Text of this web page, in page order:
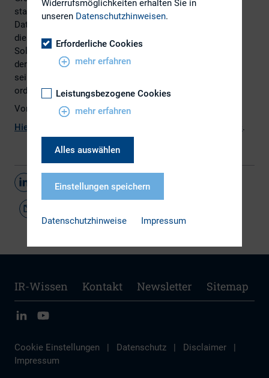
standen die typischen „IR-Verteiler“ nicht im Visier von
Datenschützern, zumal die Betroffenen ihre Aufnahme in
diese Verteiler zumeist wünschen und positiv bewerten.
Sollte jedoch einmal ein Aktionär auf
der Hauptversammlung Auskunft über die Speicherung
seiner Daten verlangen, ist eine Dokumentation der
ordnungsgemäßen Datenverarbeitung die beste Antwort.
Von Dr.
Flemming Moos und Dr. Charlotte Brigitte
Hier
.
Teilen
IR-Wissen Kontakt Newsletter Sitemap
Cookie Einstellungen | Datenschutz | Disclaimer
|
Impressum
Widerrufsmöglichkeiten erhalten Sie in
unseren Datenschutzhinweisen.
Erforderliche Cookies
mehr erfahren
Leistungsbezogene Cookies
mehr erfahren
Alles auswählen
Einstellungen speichern
Datenschutzhinweise Impressum